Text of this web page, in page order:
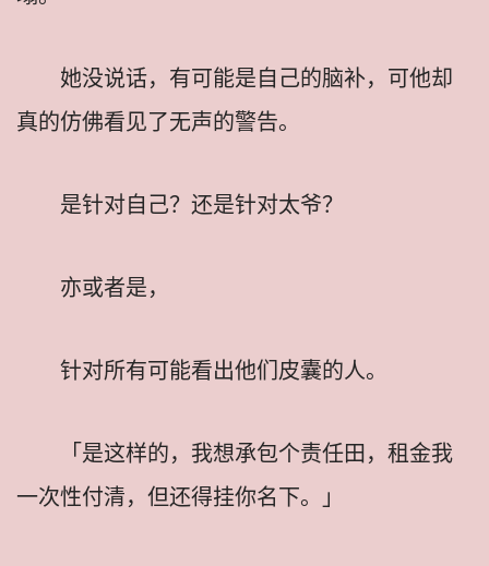
她没说话，有可能是自己的脑补，可他却
真的仿佛看见了无声的警告。
是针对自己？还是针对太爷？
亦或者是，
针对所有可能看出他们皮囊的人。
「是这样的，我想承包个责任田，租金我
一次性付清，但还得挂你名下。」